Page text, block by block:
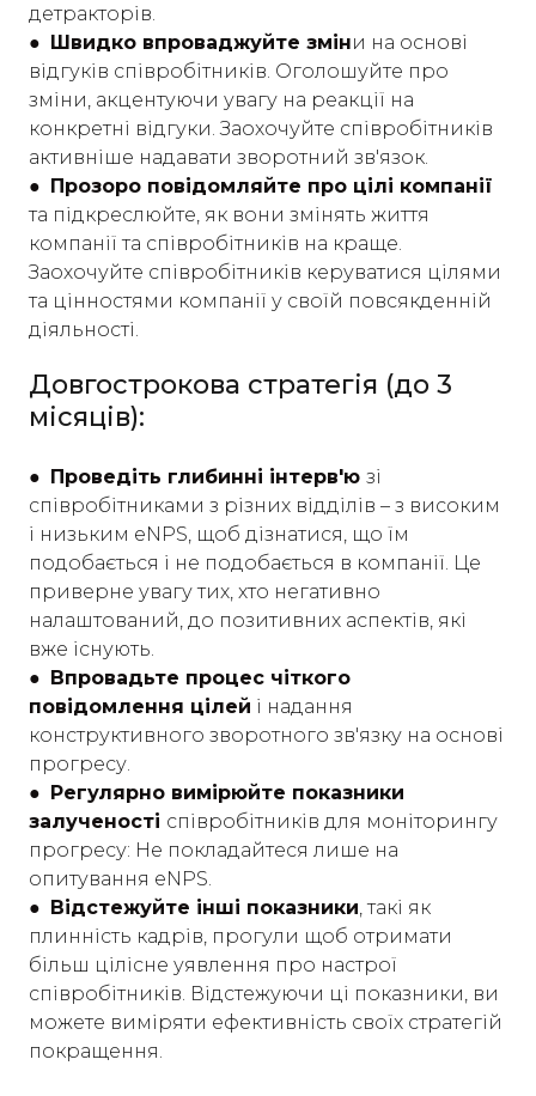
детракторів.
● Швидко впроваджуйте зміни на основі
відгуків співробітників. Оголошуйте про
зміни, акцентуючи увагу на реакції на
конкретні відгуки. Заохочуйте співробітників
активніше надавати зворотний зв'язок.
● Прозоро повідомляйте про цілі компанії
та підкреслюйте, як вони змінять життя
компанії та співробітників на краще.
Заохочуйте співробітників керуватися цілями
та цінностями компанії у своїй повсякденній
діяльності.
Довгострокова стратегія (до 3
місяців):
● Проведіть глибинні інтерв'ю зі
співробітниками з різних відділів – з високим
і низьким eNPS, щоб дізнатися, що їм
подобається і не подобається в компанії. Це
приверне увагу тих, хто негативно
налаштований, до позитивних аспектів, які
вже існують.
● Впровадьте процес чіткого
повідомлення цілей і надання
конструктивного зворотного зв'язку на основі
прогресу.
● Регулярно вимірюйте показники
залученості співробітників для моніторингу
прогресу: Не покладайтеся лише на
опитування eNPS.
● Відстежуйте інші показники , такі як
плинність кадрів, прогули щоб отримати
більш цілісне уявлення про настрої
співробітників. Відстежуючи ці показники, ви
можете виміряти ефективність своїх стратегій
покращення.